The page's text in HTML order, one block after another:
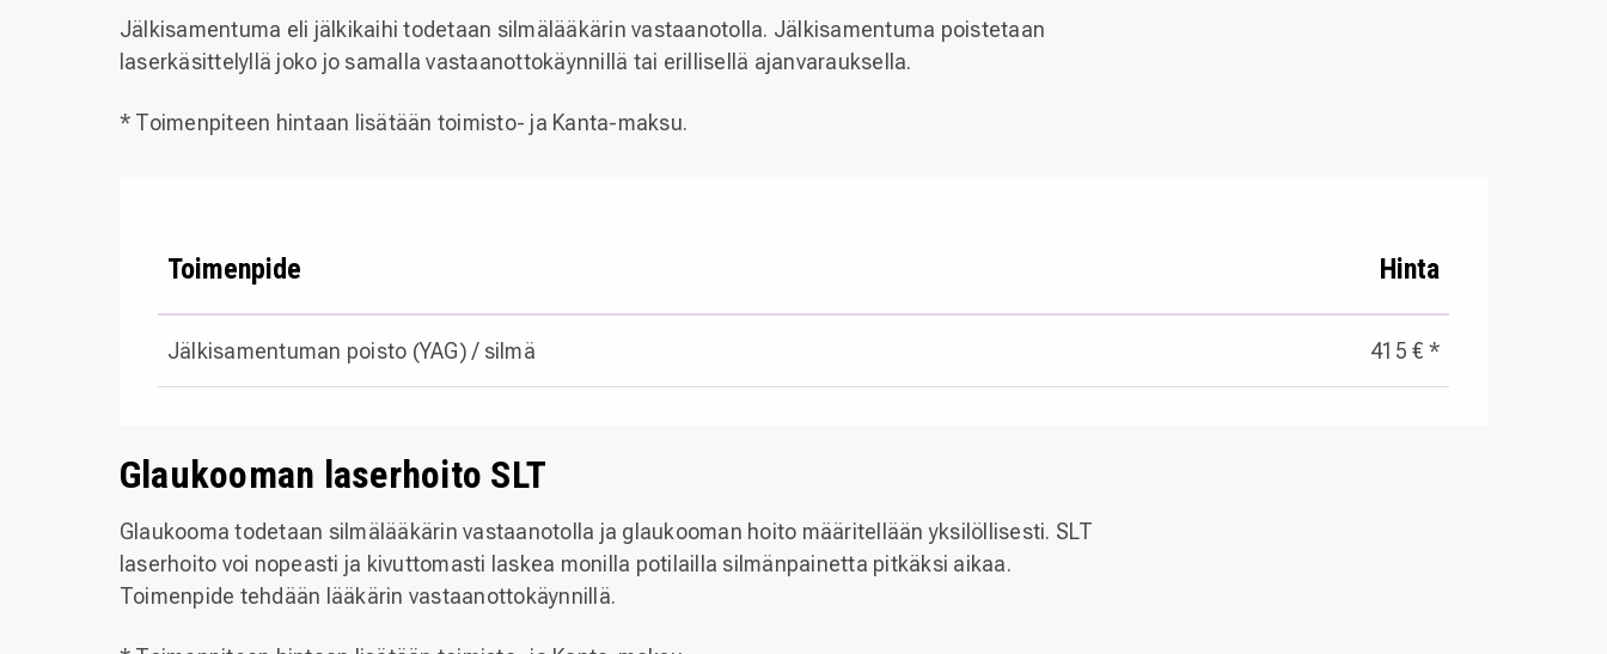
Jälkisamentuma eli jälkikaihi todetaan silmälääkärin vastaanotolla. Jälkisamentuma poistetaan
laserkäsittelyllä joko jo samalla vastaanottokäynnillä tai erillisellä ajanvarauksella.
* Toimenpiteen hintaan lisätään toimisto- ja Kanta-maksu.
Toimenpide Hinta
Jälkisamentuman poisto (YAG) / silmä 415 € *
Glaukooman laserhoito SLT
Glaukooma todetaan silmälääkärin vastaanotolla ja glaukooman hoito määritellään yksilöllisesti. SLT
laserhoito voi nopeasti ja kivuttomasti laskea monilla potilailla silmänpainetta pitkäksi aikaa.
Toimenpide tehdään lääkärin vastaanottokäynnillä.